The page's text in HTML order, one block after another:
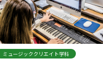
ミュージッククリエイト学科